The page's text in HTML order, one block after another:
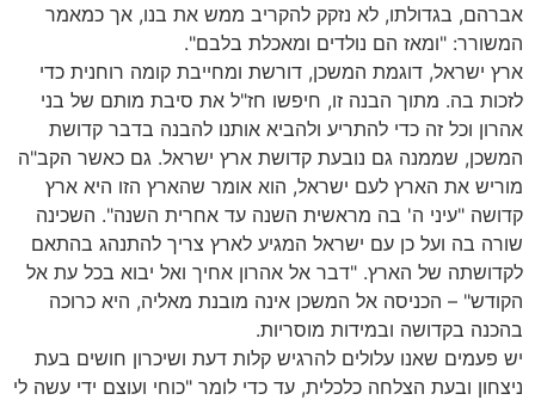
אברהם, בגדולתו, לא נזקק להקריב ממש את בנו, אך כמאמר
המשורר: "ומאז הם נולדים ומאכלת בלבם".
ארץ ישראל, דוגמת המשכן, דורשת ומחייבת קומה רוחנית כדי
לזכות בה. מתוך הבנה זו, חיפשו חז"ל את סיבת מותם של בני
אהרון וכל זה כדי להתריע ולהביא אותנו להבנה בדבר קדושת
המשכן, שממנה גם נובעת קדושת ארץ ישראל. גם כאשר הקב"ה
מוריש את הארץ לעם ישראל, הוא אומר שהארץ הזו היא ארץ
קדושה "עיני ה' בה מראשית השנה עד אחרית השנה". השכינה
שורה בה ועל כן עם ישראל המגיע לארץ צריך להתנהג בהתאם
לקדושתה של הארץ. "דבר אל אהרון אחיך ואל יבוא בכל עת אל
הקודש" – הכניסה אל המשכן אינה מובנת מאליה, היא כרוכה
בהכנה בקדושה ובמידות מוסריות.
יש פעמים שאנו עלולים להרגיש קלות דעת ושיכרון חושים בעת
ניצחון ובעת הצלחה כלכלית, עד כדי לומר "כוחי ועוצם ידי עשה לי